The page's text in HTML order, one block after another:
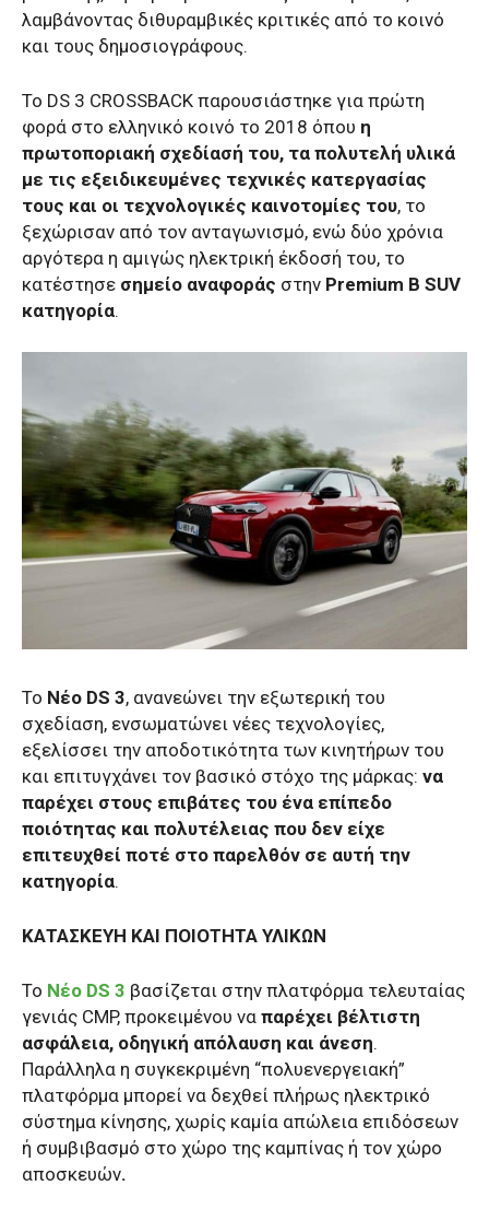
λαμβάνοντας διθυραμβικές κριτικές από το κοινό
και τους δημοσιογράφους.
Το DS 3 CROSSBACK παρουσιάστηκε για πρώτη
φορά στο ελληνικό κοινό το 2018 όπου η
πρωτοποριακή σχεδίασή του, τα πολυτελή υλικά
με τις εξειδικευμένες τεχνικές κατεργασίας
τους και οι τεχνολογικές καινοτομίες του, το
ξεχώρισαν από τον ανταγωνισμό, ενώ δύο χρόνια
αργότερα η αμιγώς ηλεκτρική έκδοσή του, το
κατέστησε σημείο αναφοράς στην Premium B SUV
κατηγορία.
Το Νέο DS 3, ανανεώνει την εξωτερική του
σχεδίαση, ενσωματώνει νέες τεχνολογίες,
εξελίσσει την αποδοτικότητα των κινητήρων του
και επιτυγχάνει τον βασικό στόχο της μάρκας: να
παρέχει στους επιβάτες του ένα επίπεδο
ποιότητας και πολυτέλειας που δεν είχε
επιτευχθεί ποτέ στο παρελθόν σε αυτή την
κατηγορία.
ΚΑΤΑΣΚΕΥΗ ΚΑΙ ΠΟΙΟΤΗΤΑ ΥΛΙΚΩΝ
Το Νέο DS 3 βασίζεται στην πλατφόρμα τελευταίας
γενιάς CMP, προκειμένου να παρέχει βέλτιστη
ασφάλεια, οδηγική απόλαυση και άνεση.
Παράλληλα η συγκεκριμένη “πολυενεργειακή”
πλατφόρμα μπορεί να δεχθεί πλήρως ηλεκτρικό
σύστημα κίνησης, χωρίς καμία απώλεια επιδόσεων
ή συμβιβασμό στο χώρο της καμπίνας ή τον χώρο
αποσκευών.